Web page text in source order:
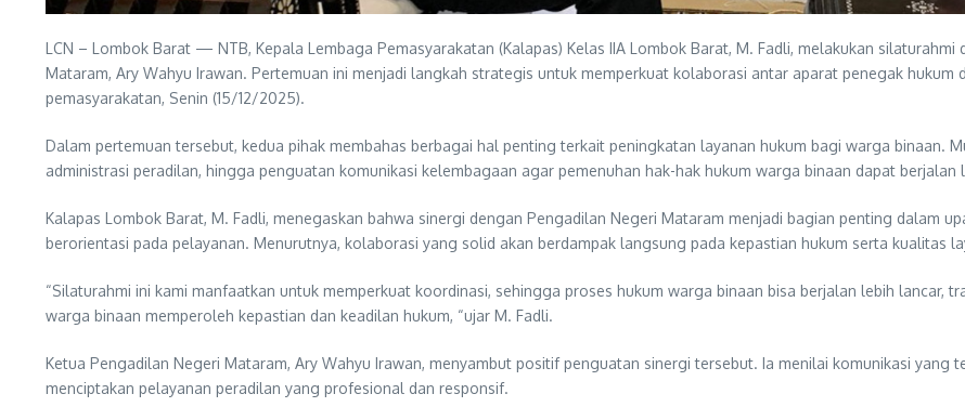
LCN – Lombok Barat — NTB, Kepala Lembaga Pemasyarakatan (Kalapas) Kelas IIA Lombok Barat, M. Fadli, melakukan
Mataram, Ary Wahyu Irawan. Pertemuan ini menjadi langkah strategis untuk memperkuat kolaborasi antar aparat penegak
pemasyarakatan, Senin (15/12/2025).
Dalam pertemuan tersebut, kedua pihak membahas berbagai hal penting terkait peningkatan layanan hukum bagi warga binaan.
administrasi peradilan, hingga penguatan komunikasi kelembagaan agar pemenuhan hak-hak hukum warga binaan dapat berjalan
Kalapas Lombok Barat, M. Fadli, menegaskan bahwa sinergi dengan Pengadilan Negeri Mataram menjadi bagian penting dalam
berorientasi pada pelayanan. Menurutnya, kolaborasi yang solid akan berdampak langsung pada kepastian hukum serta kualitas
“Silaturahmi ini kami manfaatkan untuk memperkuat koordinasi, sehingga proses hukum warga binaan bisa berjalan lebih lancar,
warga binaan memperoleh kepastian dan keadilan hukum, “ujar M. Fadli.
Ketua Pengadilan Negeri Mataram, Ary Wahyu Irawan, menyambut positif penguatan sinergi tersebut. Ia menilai komunikasi yang
menciptakan pelayanan peradilan yang profesional dan responsif.